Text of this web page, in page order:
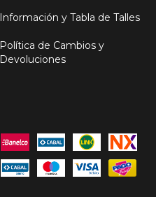
Información y Tabla de Talles
Política de Cambios y
Devoluciones